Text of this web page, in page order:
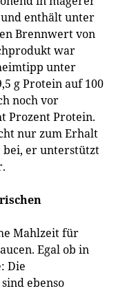
enthält unter
Brennwert von
war
unter
g Protein auf 100
noch vor
Prozent Protein.
nur zum Erhalt
bei, er unterstützt
Mahlzeit für
Egal ob in
Die
ebenso